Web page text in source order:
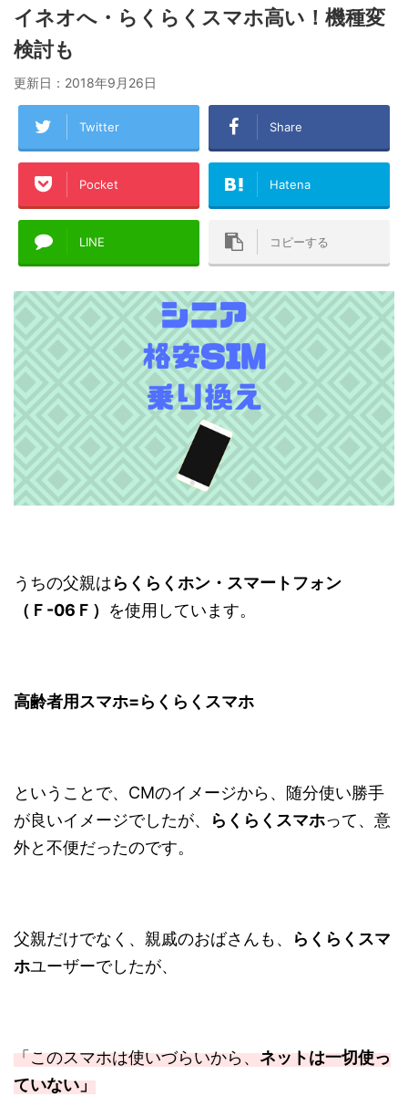
イネオへ・らくらくスマホ高い！機種変
検討も
更新日： 2018年9月26日
Twitter Share
Pocket Hatena
LINE コピーする
うちの父親はらくらくホン・スマートフォン
（Ｆ-06Ｆ） を使用しています。
高齢者用スマホ=らくらくスマホ
ということで、CMのイメージから、随分使い勝手
が良いイメージでしたが、
らくらくスマホって、意
外と不便だったのです。
父親だけでなく、親戚のおばさんも、
らくらくスマ
ホユーザーでしたが、
「このスマホは使いづらいから、ネットは一切使っ
ていない」